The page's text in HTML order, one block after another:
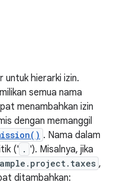
untuk hierarki izin.
semua nama
menambahkan izin
dengan memanggil
. Nama dalam
(' . '). Misalnya, jika
,
ditambahkan: